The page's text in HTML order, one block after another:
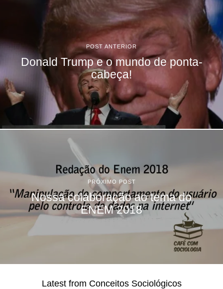
POST ANTERIOR
Donald Trump e o mundo de ponta-
cabeça!
PRÓXIMO POST
Nossa colaboração ao tema do
ENEM 2018
Latest from Conceitos Sociológicos